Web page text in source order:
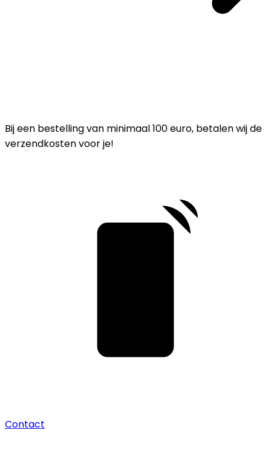
Bij een bestelling van minimaal 100 euro, betalen wij de
verzendkosten voor je!
Contact